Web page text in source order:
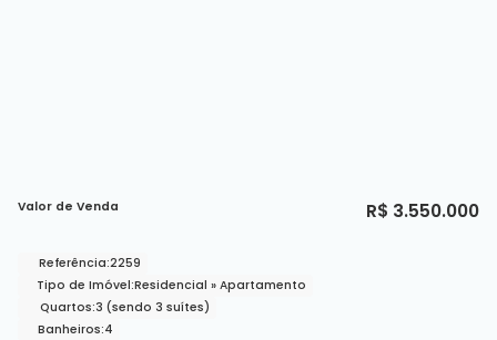
R$ 3.550.000
Valor de Venda
Referência:2259
Tipo de Imóvel:Residencial » Apartamento
Quartos:3 (sendo 3 suítes)
Banheiros:4